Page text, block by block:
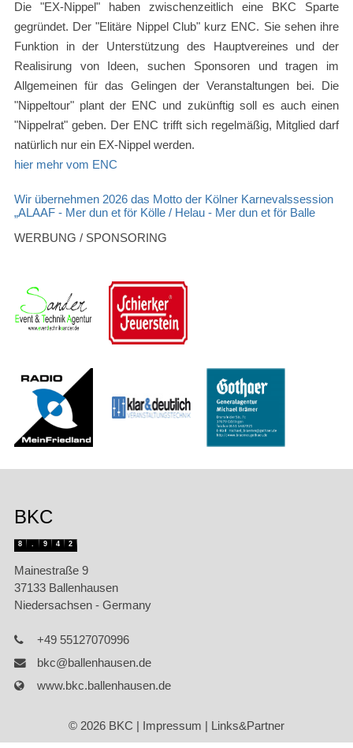
Die "EX-Nippel" haben zwischenzeitlich eine BKC Sparte
gegründet. Der "Elitäre Nippel Club" kurz ENC. Sie sehen ihre
Funktion in der Unterstützung des Hauptvereines und der
Realisirung von Ideen, suchen Sponsoren und tragen im
Allgemeinen für das Gelingen der Veranstaltungen bei. Die
"Nippeltour" plant der ENC und zukünftig soll es auch einen
"Nippelrat" geben. Der ENC trifft sich regelmäßig, Mitglied darf
natürlich nur ein EX-Nippel werden.
hier mehr vom ENC
Wir übernehmen 2026 das Motto der Kölner Karnevalssession
„ALAAF - Mer dun et för Kölle / Helau - Mer dun et för Balle
WERBUNG / SPONSORING
BKC
8 . 9 4 2
Mainestraße 9
37133 Ballenhausen
Niedersachsen - Germany
+49 55127070996
bkc@ballenhausen.de
www.bkc.ballenhausen.de
© 2026 BKC | Impressum Links&Partner